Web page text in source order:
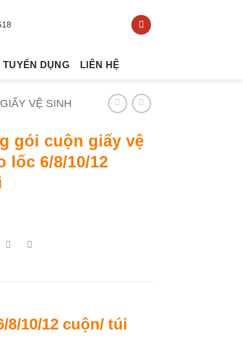
TUYỂN DỤNG LIÊN HỆ
VỆ SINH
gói cuộn giấy vệ
lốc 6/8/10/12
10/12 cuộn/ túi